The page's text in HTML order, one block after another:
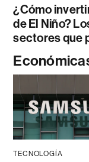
¿Cómo
de El Niño?
sectores que
TECNOLOGÍA